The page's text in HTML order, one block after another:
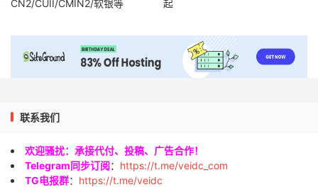
CN2/CUII/CMIN2/软银等
起
联系我们
欢迎骚扰：承接代付、投稿、广告合作！
Telegram同步订阅： https://t.me/veidc_com
TG电报群： https://t.me/veidc